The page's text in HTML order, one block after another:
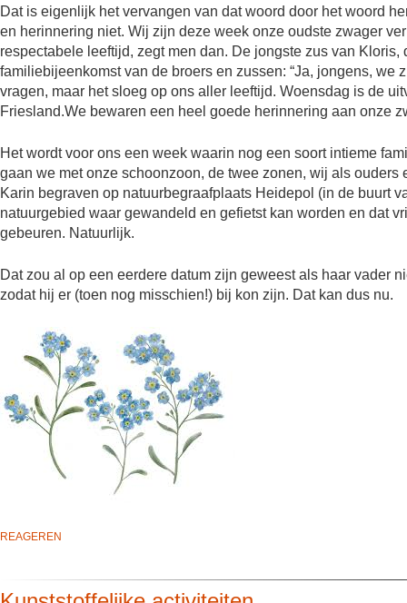
Dat is eigenlijk het vervangen van dat woord door het woord
en herinnering niet. Wij zijn deze week onze oudste zwager
respectabele leeftijd, zegt men dan. De jongste zus van
familiebijeenkomst van de broers en zussen: “Ja, jongens, we
vragen, maar het sloeg op ons aller leeftijd. Woensdag is de
Friesland.We bewaren een heel goede herinnering aan onze
Het wordt voor ons een week waarin nog een soort intieme
gaan we met onze schoonzoon, de twee zonen, wij als
Karin begraven op natuurbegraafplaats Heidepol (in de buurt
natuurgebied waar gewandeld en gefietst kan worden en dat
gebeuren. Natuurlijk.
Dat zou al op een eerdere datum zijn geweest als haar vader
zodat hij er (toen nog misschien!) bij kon zijn. Dat kan dus nu.
REAGEREN